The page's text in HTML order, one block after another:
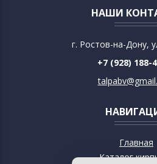
НАШИ
г. Ростов-на-Дону,
+7 (928) 188-
Главная
Каталог